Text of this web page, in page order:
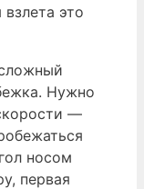
это
Нужно
—
носом
первая